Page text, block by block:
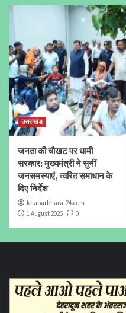
उत्तराखंड
जनता की चौखट पर धामी
सरकार: मुख्यमंत्री ने सुनीं
जनसमस्याएं, त्वरित समाधान के
दिए निर्देश
khabarbharat24.com
1 August 2026
0